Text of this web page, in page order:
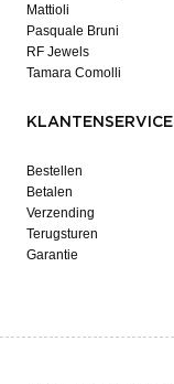
Mattioli
Pasquale Bruni
RF Jewels
Tamara Comolli
KLANTENSERVICE
Bestellen
Betalen
Verzending
Terugsturen
Garantie